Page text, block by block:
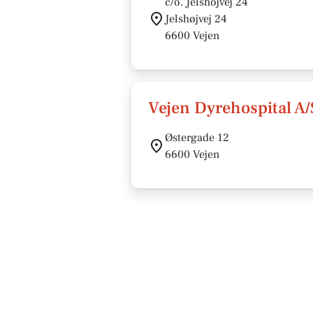
Jelshøjvej 24
6600 Vejen
Vejen Dyrehospital A/
Østergade 12
6600 Vejen